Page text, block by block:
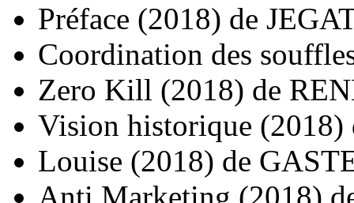
Préface (2018) de
Coordination des
Zero Kill (2018) de
Vision historique (2018)
Louise (2018) de
Anti Marketing (2018)